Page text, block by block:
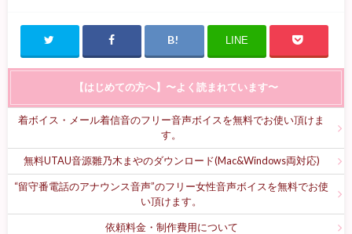
LINE
【はじめての方へ】〜よく読まれています〜
着ボイス・メール着信音のフリー音声ボイスを無料でお使い頂けま
す。
無料UTAU音源雛乃木まやのダウンロード(Mac&Windows両対応)
“留守番電話のアナウンス音声”のフリー女性音声ボイスを無料でお使
い頂けます。
依頼料金・制作費用について